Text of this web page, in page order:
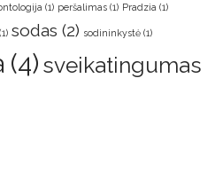
(1) peršalimas (1) Pradzia (1)
(1) sodas (2) sodininkystė (1)
(4) sveikatingumas